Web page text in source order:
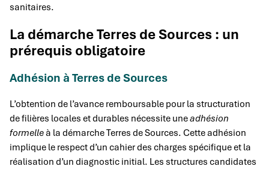
sanitaires.
La démarche Terres de Sources : un
prérequis obligatoire
Adhésion à Terres de Sources
L’obtention de l’avance remboursable pour la structuration
de filières locales et durables nécessite uneadhésion
formelleà la démarche Terres de Sources. Cette adhésion
implique le respect d’un cahier des charges spécifique et la
réalisation d’un diagnostic initial. Les structures candidates